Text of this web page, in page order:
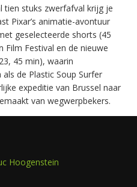
tien stuks zwerfafval krijg je
Pixar’s animatie-avontuur
geselecteerde shorts (45
Festival en de nieuwe
45 min), waarin
de Plastic Soup Surfer
expeditie van Brussel naar
van wegwerpbekers.
Hoogenstein